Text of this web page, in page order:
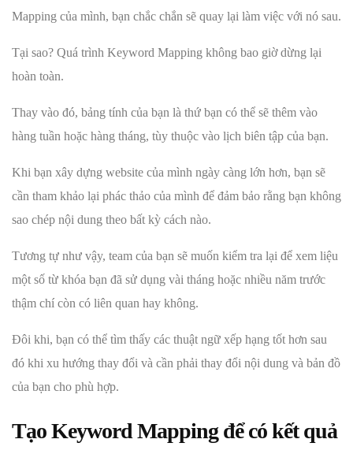
Mapping của mình, bạn chắc chắn sẽ quay lại làm việc với nó sau.
Tại sao? Quá trình Keyword Mapping không bao giờ dừng lại
hoàn toàn.
Thay vào đó, bảng tính của bạn là thứ bạn có thể sẽ thêm vào
hàng tuần hoặc hàng tháng, tùy thuộc vào lịch biên tập của bạn.
Khi bạn xây dựng website của mình ngày càng lớn hơn, bạn sẽ
cần tham khảo lại phác thảo của mình để đảm bảo rằng bạn không
sao chép nội dung theo bất kỳ cách nào.
Tương tự như vậy, team của bạn sẽ muốn kiểm tra lại để xem liệu
một số từ khóa bạn đã sử dụng vài tháng hoặc nhiều năm trước
thậm chí còn có liên quan hay không.
Đôi khi, bạn có thể tìm thấy các thuật ngữ xếp hạng tốt hơn sau
đó khi xu hướng thay đổi và cần phải thay đổi nội dung và bản đồ
của bạn cho phù hợp.
Tạo Keyword Mapping để có kết quả